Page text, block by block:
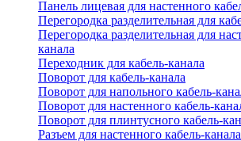
Панель лицевая для настенного
Перегородка разделительная для
Перегородка разделительная для
канала
Переходник для кабель-канала
Поворот для кабель-канала
Поворот для напольного кабель-
Поворот для настенного кабель-
Поворот для плинтусного кабель-
Разъем для настенного кабель-канала